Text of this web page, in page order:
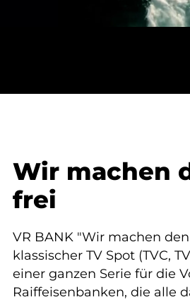
Wir machen
frei
VR BANK "Wir machen
klassischer TV Spot (TVC,
einer ganzen Serie für die
Raiffeisenbanken, die alle